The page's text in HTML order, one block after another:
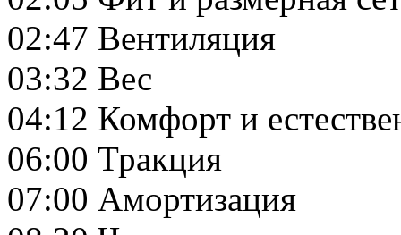
02:47 Вентиляция
03:32 Вес
04:12 Комфорт и
06:00 Тракция
07:00 Амортизация